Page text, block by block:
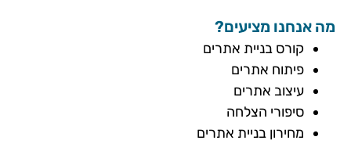
מה אנחנו מציעים?
קורס בניית אתרים
פיתוח אתרים
עיצוב אתרים
סיפורי הצלחה
מחירון בניית אתרים